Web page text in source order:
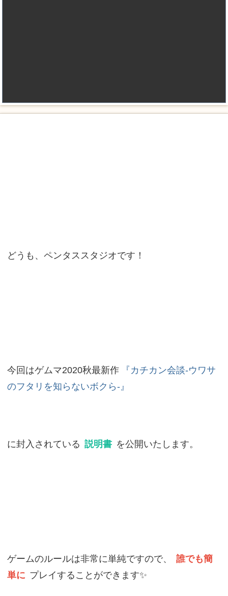
どうも、ペンタススタジオです！
今回はゲムマ2020秋最新作
『カチカン会談-ウワサ
のフタリを知らないボクら-』
に封入されている 説明書 を公開いたします。
ゲームのルールは非常に単純ですので、
誰でも簡
単に プレイすることができます✨